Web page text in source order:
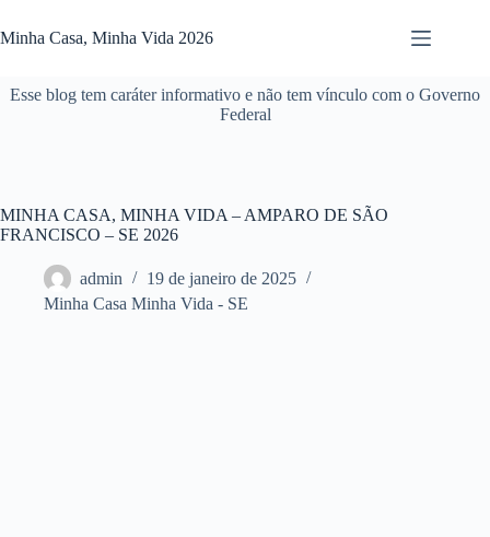
para
o
Minha Casa, Minha Vida 2026
Esse blog tem caráter informativo e não tem vínculo com o Governo
Federal
MINHA CASA, MINHA VIDA – AMPARO DE SÃO
FRANCISCO – SE 2026
admin
19 de janeiro de 2025
Minha Casa Minha Vida - SE